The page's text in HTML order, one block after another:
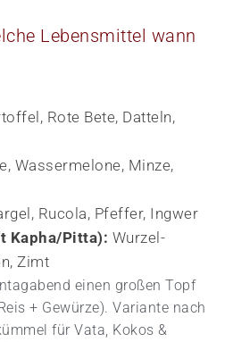
Lebensmittel wann
Rote Bete, Datteln,
Wassermelone, Minze,
Rucola, Pfeffer, Ingwer
Kapha/Pitta): Wurzel­
Zimt
einen großen Topf
+ Gewürze). Variante nach
für Vata, Kokos &